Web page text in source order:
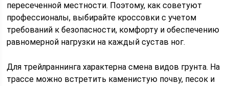
пересеченной местности. Поэтому, как советуют
профессионалы, выбирайте кроссовки с учетом
требований к безопасности, комфорту и обеспечению
равномерной нагрузки на каждый сустав ног.
Для трейлраннинга характерна смена видов грунта. На
трассе можно встретить каменистую почву, песок и